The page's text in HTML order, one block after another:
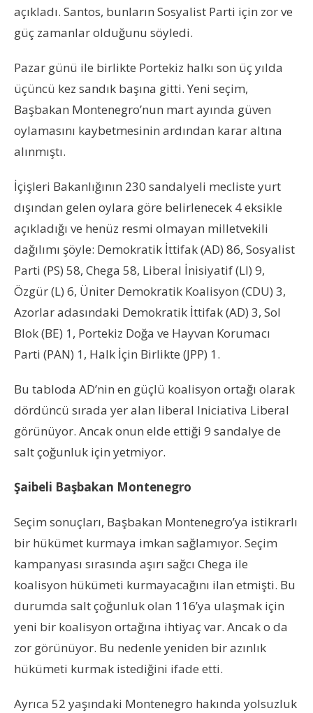
açıkladı. Santos, bunların Sosyalist Parti için zor ve
güç zamanlar olduğunu söyledi.
Pazar günü ile birlikte Portekiz halkı son üç yılda
üçüncü kez sandık başına gitti. Yeni seçim,
Başbakan Montenegro’nun mart ayında güven
oylamasını kaybetmesinin ardından karar altına
alınmıştı.
İçişleri Bakanlığının 230 sandalyeli mecliste yurt
dışından gelen oylara göre belirlenecek 4 eksikle
açıkladığı ve henüz resmi olmayan milletvekili
dağılımı şöyle: Demokratik İttifak (AD) 86, Sosyalist
Parti (PS) 58, Chega 58, Liberal İnisiyatif (LI) 9,
Özgür (L) 6, Üniter Demokratik Koalisyon (CDU) 3,
Azorlar adasındaki Demokratik İttifak (AD) 3, Sol
Blok (BE) 1, Portekiz Doğa ve Hayvan Korumacı
Parti (PAN) 1, Halk İçin Birlikte (JPP) 1.
Bu tabloda AD’nin en güçlü koalisyon ortağı olarak
dördüncü sırada yer alan liberal Iniciativa Liberal
görünüyor. Ancak onun elde ettiği 9 sandalye de
salt çoğunluk için yetmiyor.
Şaibeli Başbakan Montenegro
Seçim sonuçları, Başbakan Montenegro’ya istikrarlı
bir hükümet kurmaya imkan sağlamıyor. Seçim
kampanyası sırasında aşırı sağcı Chega ile
koalisyon hükümeti kurmayacağını ilan etmişti. Bu
durumda salt çoğunluk olan 116’ya ulaşmak için
yeni bir koalisyon ortağına ihtiyaç var. Ancak o da
zor görünüyor. Bu nedenle yeniden bir azınlık
hükümeti kurmak istediğini ifade etti.
Ayrıca 52 yaşındaki Montenegro hakında yolsuzluk